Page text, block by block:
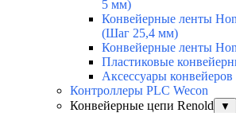
5 мм)
Конвейерные ленты
(Шаг 25,4 мм)
Конвейерные ленты
Пластиковые
Аксессуары
Контроллеры PLC Wecon
Конвейерные цепи Renold
▼